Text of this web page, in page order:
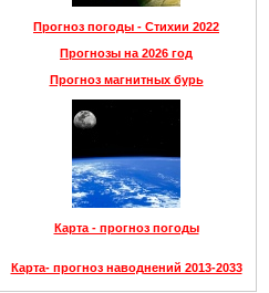
Прогноз погоды - Стихии 2022
Прогнозы на 2026 год
Прогноз магнитных бурь
Карта - прогноз погоды
Карта- прогноз наводнений 2013-2033